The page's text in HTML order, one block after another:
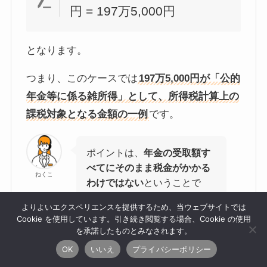
円 = 197万5,000円
となります。
つまり、このケースでは 197万5,000円が「公的
年金等に係る雑所得」として、所得税計算上の
課税対象となる金額の一例 です。
ねくこ
ポイントは、 年金の受取額す
べてにそのまま税金がかかる
わけではないということで
一定部分は「公的年金等控
除」で守られたうえで、その
残りに対して税金がかかりま
よりよいエクスペリエンスを提供するため、当ウェブサイトでは
Cookie を使用しています。引き続き閲覧する場合、Cookie の使用
を承諾したものとみなされます。
OK
いいえ プライバシーポリシー